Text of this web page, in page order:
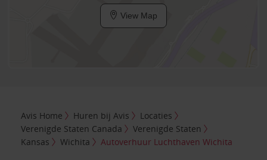
View Map
Avis Home Huren bij Avis
Locaties
Verenigde Staten Canada
Verenigde Staten
Kansas
Wichita Autoverhuur Luchthaven Wichita